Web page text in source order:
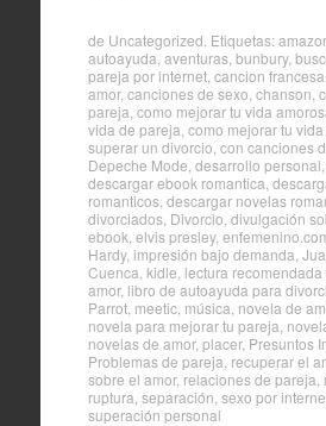
de Uncategorized . Etiquetas:
autoayuda aventuras, bunbury,
pareja por internet, cancion francesa
amor, canciones de sexo chanson
pareja como mejorar tu vida
vida de pareja como mejorar tu
superar un divorcio con canciones
Depeche Mode desarrollo personal
descargar ebook romantica
romanticos, descargar novelas
divorciados, Divorcio divulgación
ebook elvis presley,
Hardy, impresión bajo demanda
Cuenca kidle lectura recomendada
amor, libro de autoayuda para
Parrot, meetic, música novela de
novela para mejorar tu pareja
novelas de amor, placer, Presuntos
Problemas de pareja recuperar el
sobre el amor, relaciones de pareja
ruptura separación sexo por
superación personal